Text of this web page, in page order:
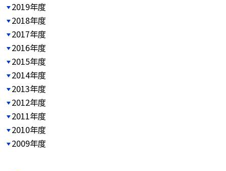
2019年度
2018年度
2017年度
2016年度
2015年度
2014年度
2013年度
2012年度
2011年度
2010年度
2009年度